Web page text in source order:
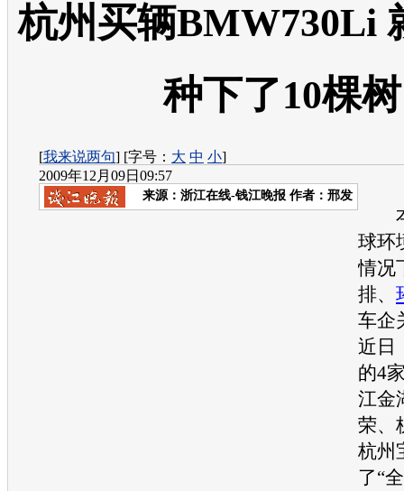
杭州买辆BMW730Li
种下了10棵树
[我来说两句] [字号： 大 中 小]
2009年12月09日09:57
来源： 浙江在线-钱江晚报 作者：邢发
本
球环
情况
排、
车企
近日
的4
江金
荣、
杭州
了“